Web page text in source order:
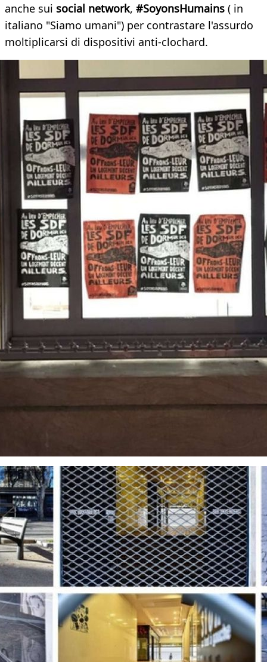
anche sui social network, #SoyonsHumains ( in
italiano "Siamo umani") per contrastare l'assurdo
moltiplicarsi di dispositivi anti-clochard.